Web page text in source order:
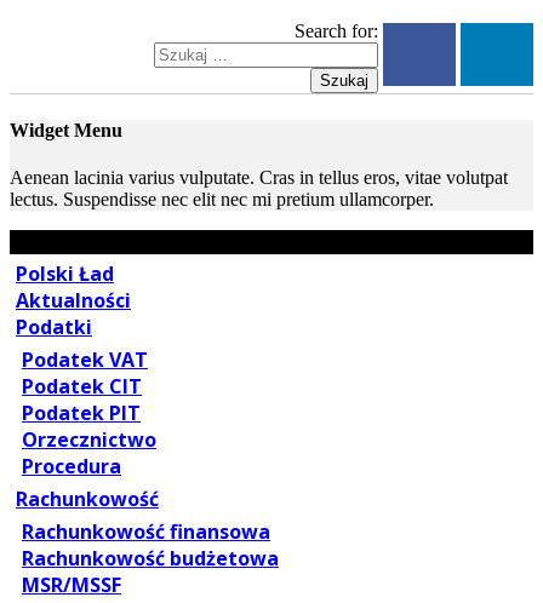
Search for:
Szukaj
Widget Menu
Aenean lacinia varius vulputate. Cras in tellus eros, vitae volutpat
lectus. Suspendisse nec elit nec mi pretium ullamcorper.
Polski Ład
Aktualności
Podatki
Podatek VAT
Podatek CIT
Podatek PIT
Orzecznictwo
Procedura
Rachunkowość
Rachunkowość finansowa
Rachunkowość budżetowa
MSR/MSSF